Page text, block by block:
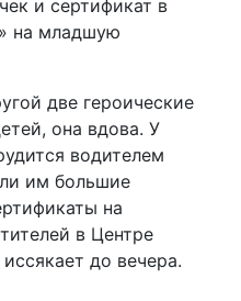
и сертификат в
на младшую
две героические
она вдова. У
водителем
им большие
на
в Центре
до вечера.